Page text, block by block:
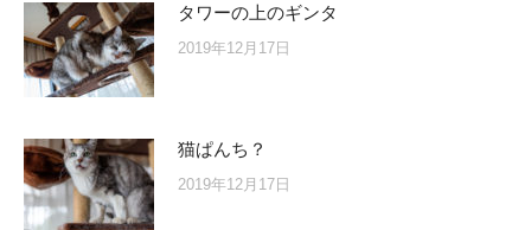
タワーの上のギンタ
2019年12月17日
猫ぱんち？
2019年12月17日